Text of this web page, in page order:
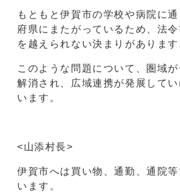
もともと伊賀市の学校や病院に通
府県にまたがっているため、法
を越えられない決まりがあります
このような問題について、圏域
解消され、広域連携が発展して
います。
<山添村長>
伊賀市へは買い物、通勤、通院
います。